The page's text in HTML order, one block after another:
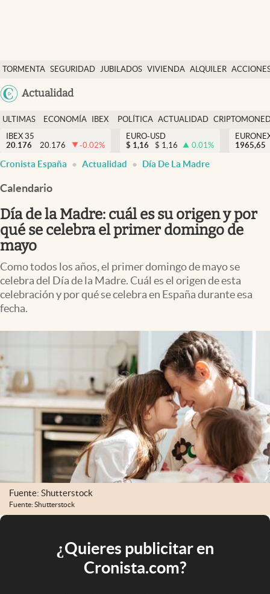
TORMENTA SEGURIDAD JUBILADOS VIVIENDA ALQUILER
USA
Actualidad
Economía y finanzas
Política
Actualidad
Criptomonedas
España
ULTIMAS
NOTICIAS
ECONOMÍA
FINANZAS
IBEX
EURO
POLÍTICA ACTUALIDAD
IBEX 35
20.176
20.176 -0.02%
EURO-USD
$ 1,16 $ 1,16 0.01%
1965,65
Cronista España Actualidad Día De La Madre
Calendario
Día de la Madre: cuál es su origen y por
qué se celebra el primer domingo de
mayo
Como todos los años, el primer domingo de mayo se
celebra del Día de la Madre. Cuál es el origen de esta
celebración y por qué se celebra en España durante esa
fecha.
Fuente: Shutterstock
Fuente: Shutterstock
¿Quieres publicitar en
Cronista.com?